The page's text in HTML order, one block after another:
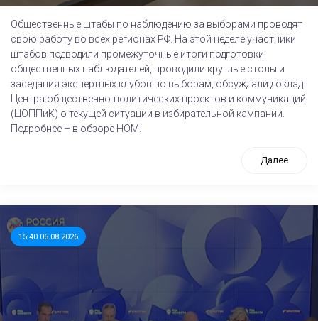
Общественные штабы по наблюдению за выборами проводят
свою работу во всех регионах РФ. На этой неделе участники
штабов подводили промежуточные итоги подготовки
общественных наблюдателей, проводили круглые столы и
заседания экспертных клубов по выборам, обсуждали доклад
Центра общественно-политических проектов и коммуникаций
(ЦОППиК) о текущей ситуации в избирательной кампании.
Подробнее – в обзоре НОМ.
Далее
15:40 06.08.2026